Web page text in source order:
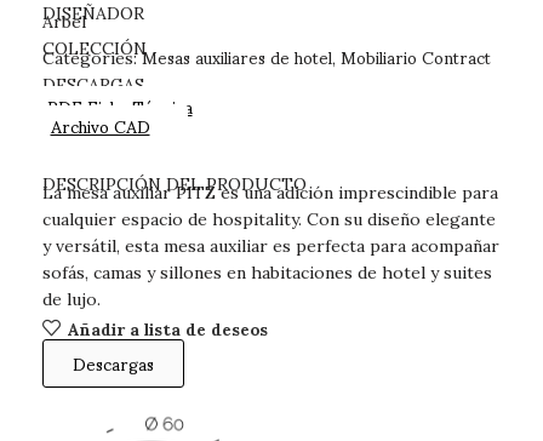
DESCRIPCIÓN DEL PRODUCTO
La mesa auxiliar PITZ es una adición imprescindible para
cualquier espacio de hospitality. Con su diseño elegante
y versátil, esta mesa auxiliar es perfecta para acompañar
sofás, camas y sillones en habitaciones de hotel y suites
de lujo.
Añadir a lista de deseos
Descargas
DISEÑADOR
Arbel
COLECCIÓN
Categories:Mesas auxiliares de hotel, Mobiliario Contract
DESCARGAS
PDF Ficha Técnica
Archivo CAD